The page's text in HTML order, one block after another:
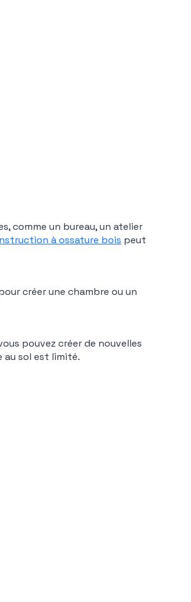
comme un bureau, un atelier
à ossature bois peut
créer une chambre ou un
pouvez créer de nouvelles
au sol est limité.